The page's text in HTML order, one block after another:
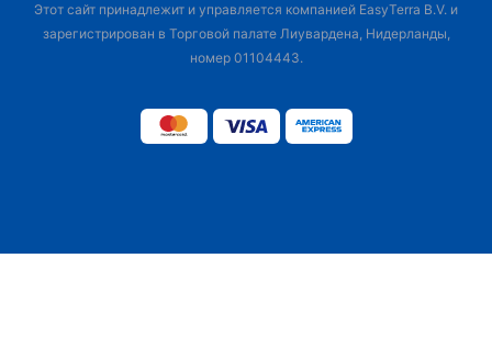
Этот сайт принадлежит и управляется компанией EasyTerra B.V. и
зарегистрирован в Торговой палате Лиувардена, Нидерланды,
номер 01104443.